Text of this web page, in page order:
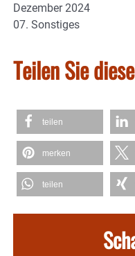
Dezember 2024
07. Sonstiges
Teilen Sie
teilen
merken
teilen